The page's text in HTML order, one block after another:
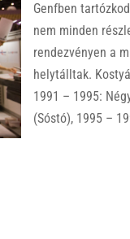
Genfben
nem minden
rendezvényen a
helytálltak.
1991 – 1995:
(Sóstó), 1995 –